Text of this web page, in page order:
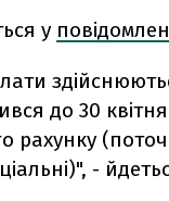
у
до 30
рахунку
-